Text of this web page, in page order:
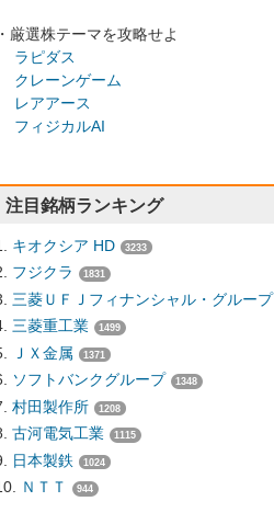
・厳選株テーマを攻略せよ
ラピダス
クレーンゲーム
レアアース
フィジカルAI
注目銘柄ランキング
キオクシア HD 3233
フジクラ 1831
三菱ＵＦＪフィナンシャル・グループ
三菱重工業 1499
ＪＸ金属 1371
ソフトバンクグループ 1348
村田製作所 1208
古河電気工業 1115
日本製鉄 1024
ＮＴＴ 944